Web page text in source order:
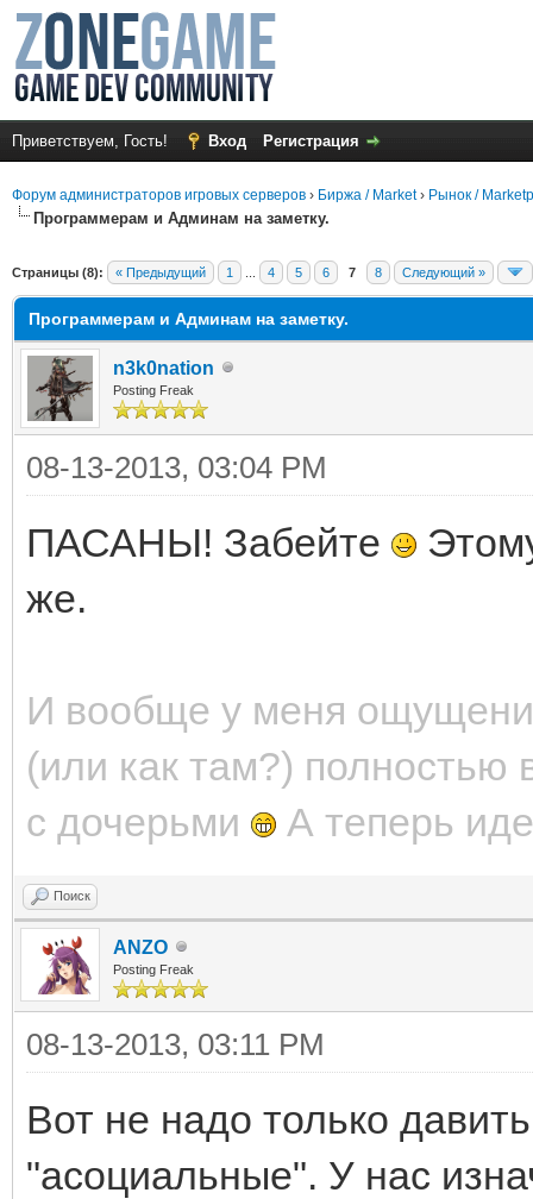
Приветствуем, Гость! Вход Регистрация
Форум администраторов игровых серверов › Биржа / Market› Рынок /
Программерам и Админам на заметку.
Страницы (8): « Предыдущий 1 4 5 6 7 8 Следующий »
Программерам и Админам на заметку.
n3k0nation
Posting Freak
08-13-2013, 03:04 PM
ПАСАНЫ! Забейте
же.
И вообще у меня
(или как там?)
с дочерьми
А теперь
Поиск
ANZO
Posting Freak
08-13-2013, 03:11 PM
Вот не надо только
"асоциальные". У нас